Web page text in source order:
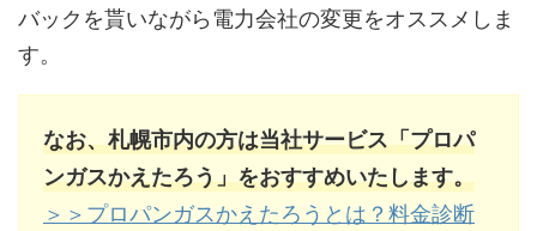
バックを貰いながら電力会社の変更をオススメしま
す。
なお、札幌市内の方は当社サービス「プロパ
ンガスかえたろう」をおすすめいたします。
＞＞プロパンガスかえたろうとは？料金診断